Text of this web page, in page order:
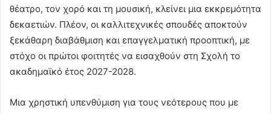
θέατρο, τον χορό και τη μουσική, κλείνει μια εκκρεμότητα
δεκαετιών. Πλέον, οι καλλιτεχνικές σπουδές αποκτούν
ξεκάθαρη διαβάθμιση και επαγγελματική προοπτική, με
στόχο οι πρώτοι φοιτητές να εισαχθούν στη Σχολή το
ακαδημαϊκό έτος 2027-2028.
Μια χρηστική υπενθύμιση για τους νεότερους που με